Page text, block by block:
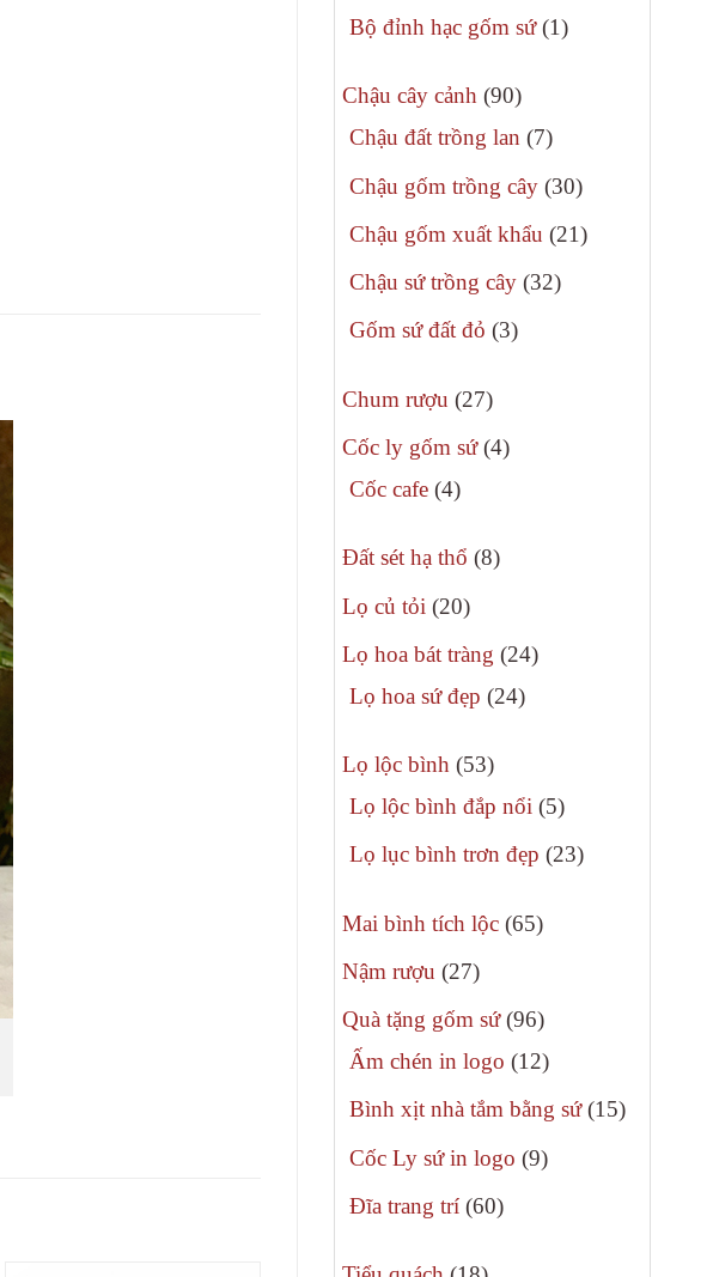
sản
Bộ đỉnh hạc gốm sứ 11
Chậu cây cảnh 9090
sản
Chậu đất trồng lan 77
phẩm
Chậu gốm trồng cây 3030
phẩm
Chậu gốm xuất khẩu 2121
Chậu sứ trồng cây 3232
Gốm sứ đất đỏ 33
Chum rượu 2727
phẩm
Cốc ly gốm sứ 44
Cốc cafe 44
phẩm
Đất sét hạ thổ 88
Lọ củ tỏi 2020
phẩm
Lọ hoa bát tràng 2424
Lọ hoa sứ đẹp 2424
Lọ lộc bình 5353
sản
Lọ lộc bình đắp nổi 55
phẩm
Lọ lục bình trơn đẹp 2323
Mai bình tích lộc 6565
Nậm rượu 2727
phẩm
Quà tặng gốm sứ 9696
sản
Ấm chén in logo 1212
phẩm
Bình xịt nhà tắm bằng sứ 1515
Cốc Ly sứ in logo 99
Đĩa trang trí 6060